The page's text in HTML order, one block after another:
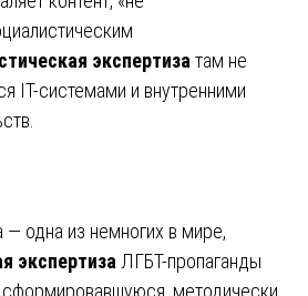
экспертиза там не
IT-системами и внутренними
— одна из немногих в мире,
экспертиза ЛГБТ-пропаганды
сформировавшуюся, методически